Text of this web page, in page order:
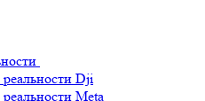
Dji
Meta